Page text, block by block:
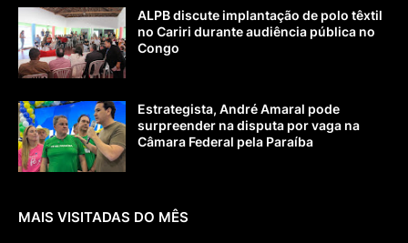
ALPB discute implantação de polo têxtil
no Cariri durante audiência pública no
Congo
Estrategista, André Amaral pode
surpreender na disputa por vaga na
Câmara Federal pela Paraíba
MAIS VISITADAS DO MÊS